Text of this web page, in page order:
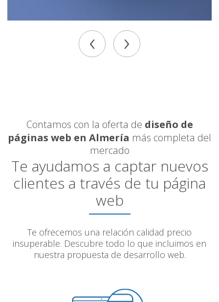
‹ ›
Contamos con la oferta de diseño de
páginas web en Almería más completa del
mercado
Te ayudamos a captar nuevos
clientes a través de tu página
web
Te ofrecemos una relación calidad precio
insuperable. Descubre todo lo que incluimos en
nuestra propuesta de desarrollo web.